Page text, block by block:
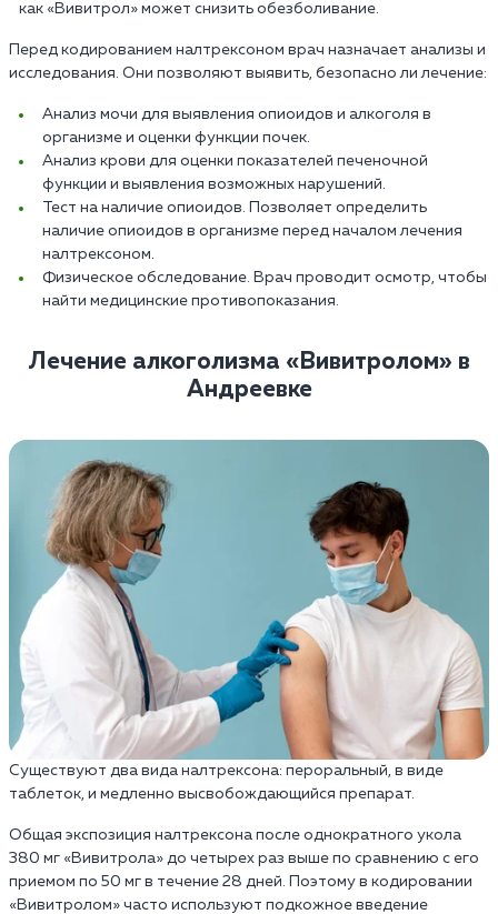
как «Вивитрол» может снизить обезболивание.
Перед кодированием налтрексоном врач назначает анализы и
исследования. Они позволяют выявить, безопасно ли лечение:
Анализ мочи для выявления опиоидов и алкоголя в
организме и оценки функции почек.
Анализ крови для оценки показателей печеночной
функции и выявления возможных нарушений.
Тест на наличие опиоидов. Позволяет определить
наличие опиоидов в организме перед началом лечения
налтрексоном.
Физическое обследование. Врач проводит осмотр, чтобы
найти медицинские противопоказания.
Лечение алкоголизма «Вивитролом» в
Андреевке
Существуют два вида налтрексона: пероральный, в виде
таблеток, и медленно высвобождающийся препарат.
Общая экспозиция налтрексона после однократного укола
380 мг «Вивитрола» до четырех раз выше по сравнению с его
приемом по 50 мг в течение 28 дней. Поэтому в кодировании
«Вивитролом» часто используют подкожное введение